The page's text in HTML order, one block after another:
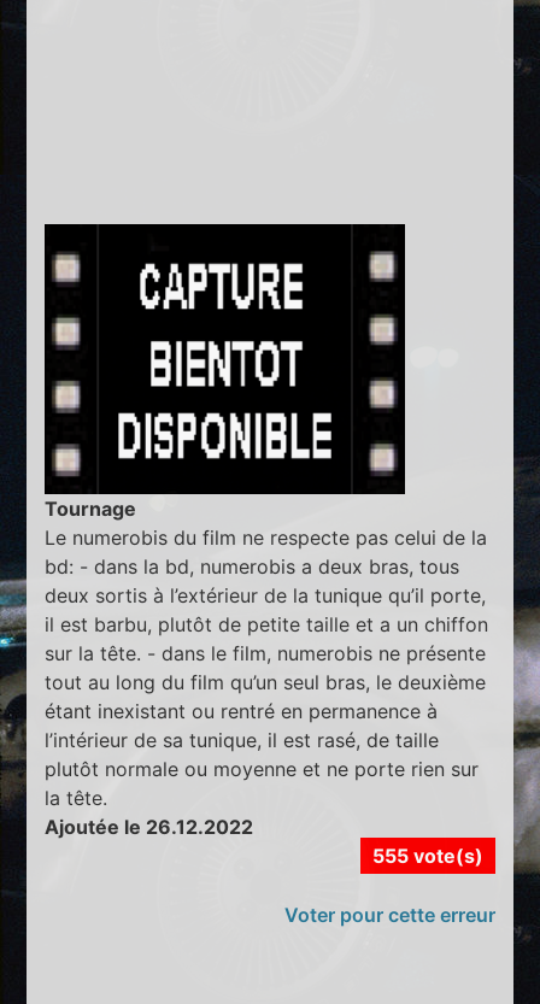
Tournage
Le numerobis du film ne respecte pas celui de la
bd: - dans la bd, numerobis a deux bras, tous
deux sortis à l’extérieur de la tunique qu’il porte,
il est barbu, plutôt de petite taille et a un chiffon
sur la tête. - dans le film, numerobis ne présente
tout au long du film qu’un seul bras, le deuxième
étant inexistant ou rentré en permanence à
l’intérieur de sa tunique, il est rasé, de taille
plutôt normale ou moyenne et ne porte rien sur
la tête.
Ajoutée le 26.12.2022
555 vote(s)
Voter pour cette erreur